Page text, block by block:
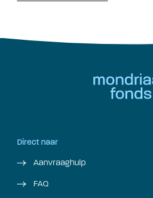
Direct naar
Aanvraaghulp
FAQ